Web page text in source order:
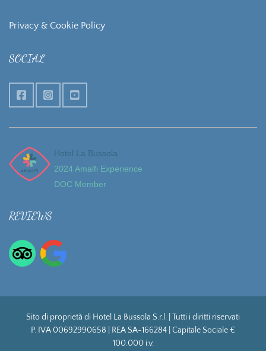
Privacy & Cookie Policy
SOCIAL
Hotel La Bussola
2024 Amalfi Experience
DOC Member
REVIEWS
Sito di proprietà di Hotel La Bussola S.r.l. | Tutti i diritti riservati
P. IVA 00692990658 | REA SA-166284 | Capitale Sociale €
100.000 i.v.